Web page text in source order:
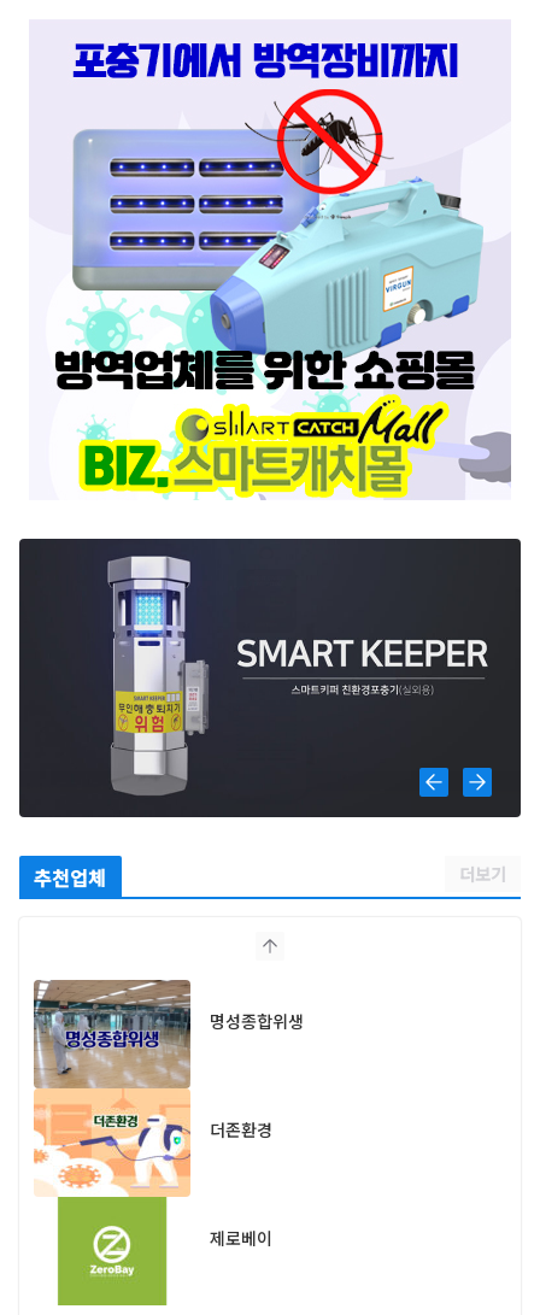
스마트키퍼 UV LED 고급형
추천업체 더보기
명성종합위생
더존환경
제로베이